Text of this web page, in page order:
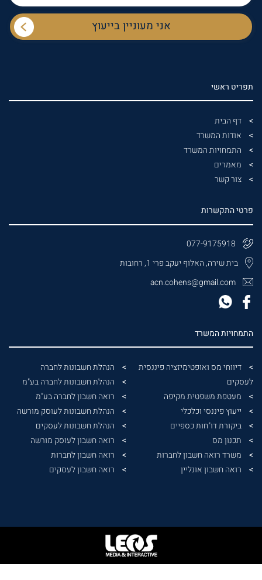
תפריט ראשי
דף הבית
אודות המשרד
התמחויות המשרד
מאמרים
צור קשר
התמחויות המשרד
דיווחי מס ואופטימיזציה פיננסית
לעסקים
מעטפת משפטית מקיפה
ייעוץ פיננסי וכלכלי
ביקורת דו"חות כספיים
תכנון מס
משרד רואה חשבון לחברות
רואה חשבון אונליין
הנהלת חשבונות לחברה
הנהלת חשבונות לחברה בע"מ
רואה חשבון לחברה בע"מ
הנהלת חשבונות לעוסק מורשה
הנהלת חשבונות לעסקים
רואה חשבון לעוסק מורשה
רואה חשבון לחברות
רואה חשבון לעסקים
פרטי התקשרות
077-9175918
בית שירה, האלוף יעקב פרי 1, רחובות
acn.cohens@gmail.com